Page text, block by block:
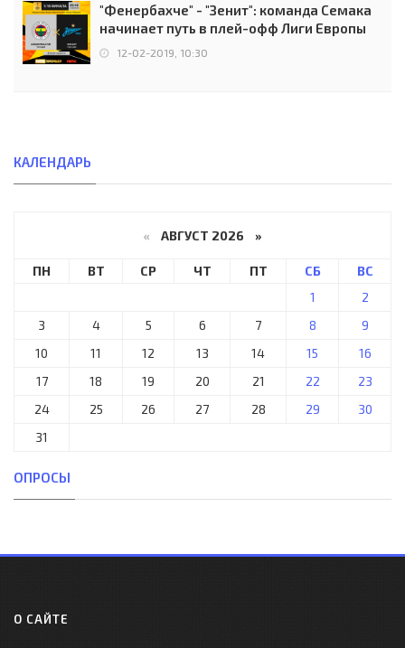
"Фенербахче" - "Зенит": команда Семака
начинает путь в плей-офф Лиги Европы
12-02-2019, 10:30
КАЛЕНДАРЬ
« АВГУСТ 2026 »
ПН ВТ СР ЧТ ПТ СБ
ВС
1
2
3
4 5 6 7 8
9
10
11 12 13 14 15
16
17
18 19 20 21 22
23
24
25 26 27 28 29
30
31
ОПРОСЫ
О САЙТЕ